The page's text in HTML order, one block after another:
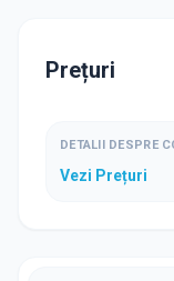
Prețuri
DETALII DESPRE
Vezi Prețuri